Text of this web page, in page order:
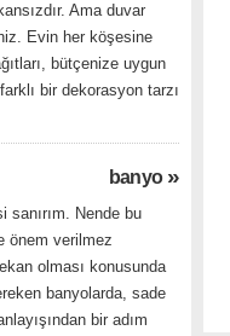
Ama duvar
Evin her köşesine
bütçenize uygun
bir dekorasyon tarzı
banyo»
sanırım. Nende bu
önem verilmez
olması konusunda
banyolarda, sade
bir adım